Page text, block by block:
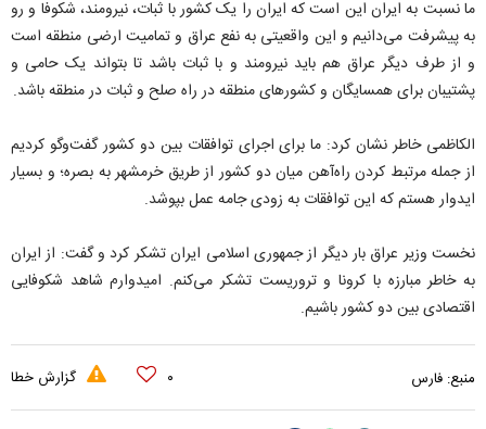
ما نسبت به ایران این است که ایران را یک کشور با ثبات، نیرومند، شکوفا و رو
به پیشرفت می‌دانیم و این واقعیتی به نفع عراق و تمامیت ارضی منطقه است
و از طرف دیگر عراق هم باید نیرومند و با ثبات باشد تا بتواند یک حامی و
پشتیبان برای همسایگان و کشورهای منطقه در راه صلح و ثبات در منطقه باشد.
الکاظمی خاطر نشان کرد: ما برای اجرای توافقات بین دو کشور گفت‌وگو کردیم
از جمله مرتبط کردن راه‌آهن میان دو کشور از طریق خرمشهر به بصره؛ و بسیار
ایدوار هستم که این توافقات به زودی جامه عمل بپوشد.
نخست وزیر عراق بار دیگر از جمهوری اسلامی ایران تشکر کرد و گفت: از ایران
به خاطر مبارزه با کرونا و تروریست تشکر می‌کنم. امیدوارم شاهد شکوفایی
اقتصادی بین دو کشور باشیم.
منبع: فارس ۰ گزارش خطا